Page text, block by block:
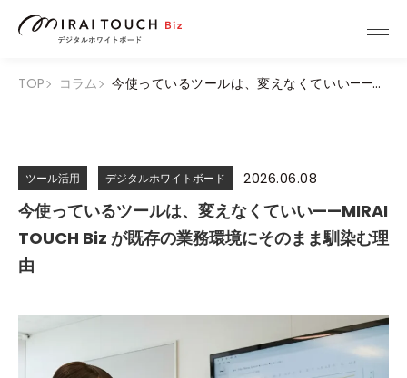
TOP コラム 今使っているツールは、変えなくていい——MIRAI TOUCH Biz が既存の業務環境にそのまま馴染む理由
ツール活用 デジタルホワイトボード 2026.06.08
今使っているツールは、変えなくていい——MIRAI
TOUCH Biz が既存の業務環境にそのまま馴染む理
由